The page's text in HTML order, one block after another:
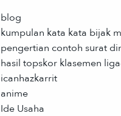
blog
kumpulan kata kata bijak
pengertian contoh surat
hasil topskor klasemen
icanhazkarrit
anime
Ide Usaha